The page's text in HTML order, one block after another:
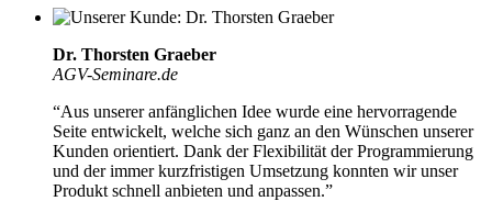
Dr. Thorsten Graeber
AGV-Seminare.de
“Aus unserer anfänglichen Idee wurde eine hervorragende
Seite entwickelt, welche sich ganz an den Wünschen unserer
Kunden orientiert. Dank der Flexibilität der Programmierung
und der immer kurzfristigen Umsetzung konnten wir unser
Produkt schnell anbieten und anpassen.”